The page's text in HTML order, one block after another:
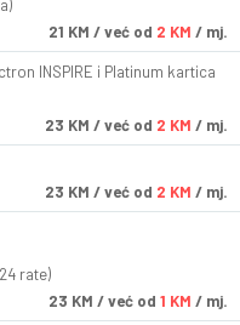
21 KM / već od 2 KM / mj.
INSPIRE i Platinum kartica
23 KM / već od 2 KM / mj.
23 KM / već od 2 KM / mj.
rate)
23 KM / već od 1 KM / mj.